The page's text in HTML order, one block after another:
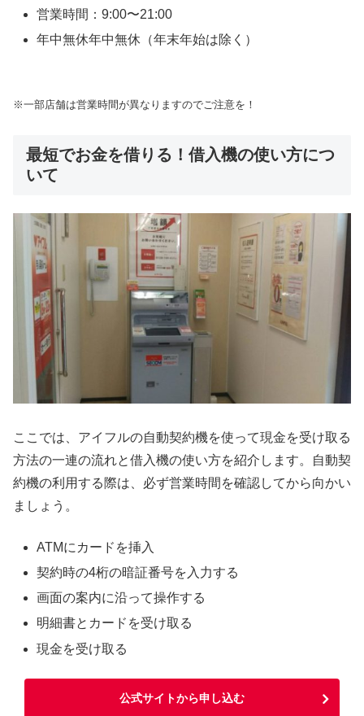
営業時間：9:00〜21:00
年中無休年中無休（年末年始は除く）
※一部店舗は営業時間が異なりますのでご注意を！
最短でお金を借りる！借入機の使い方につ
いて
ここでは、アイフルの自動契約機を使って現金を受け取る
方法の一連の流れと借入機の使い方を紹介します。自動契
約機の利用する際は、必ず営業時間を確認してから向かい
ましょう。
ATMにカードを挿入
契約時の4桁の暗証番号を入力する
画面の案内に沿って操作する
明細書とカードを受け取る
現金を受け取る
公式サイトから申し込む